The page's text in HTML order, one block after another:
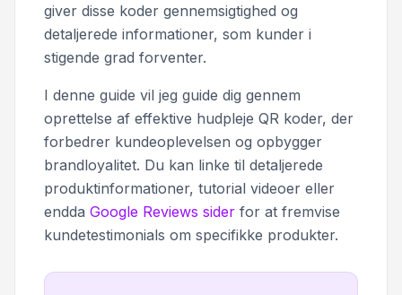
giver disse koder gennemsigtighed og
detaljerede informationer, som kunder i
stigende grad forventer.
I denne guide vil jeg guide dig gennem
oprettelse af effektive hudpleje QR koder, der
forbedrer kundeoplevelsen og opbygger
brandloyalitet. Du kan linke til detaljerede
produktinformationer, tutorial videoer eller
endda Google Reviews sider for at fremvise
kundetestimonials om specifikke produkter.